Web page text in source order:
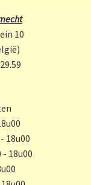
10
18u00
- 18u00